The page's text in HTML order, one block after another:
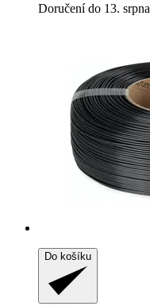
Doručení do 13. srpna
Do košíku